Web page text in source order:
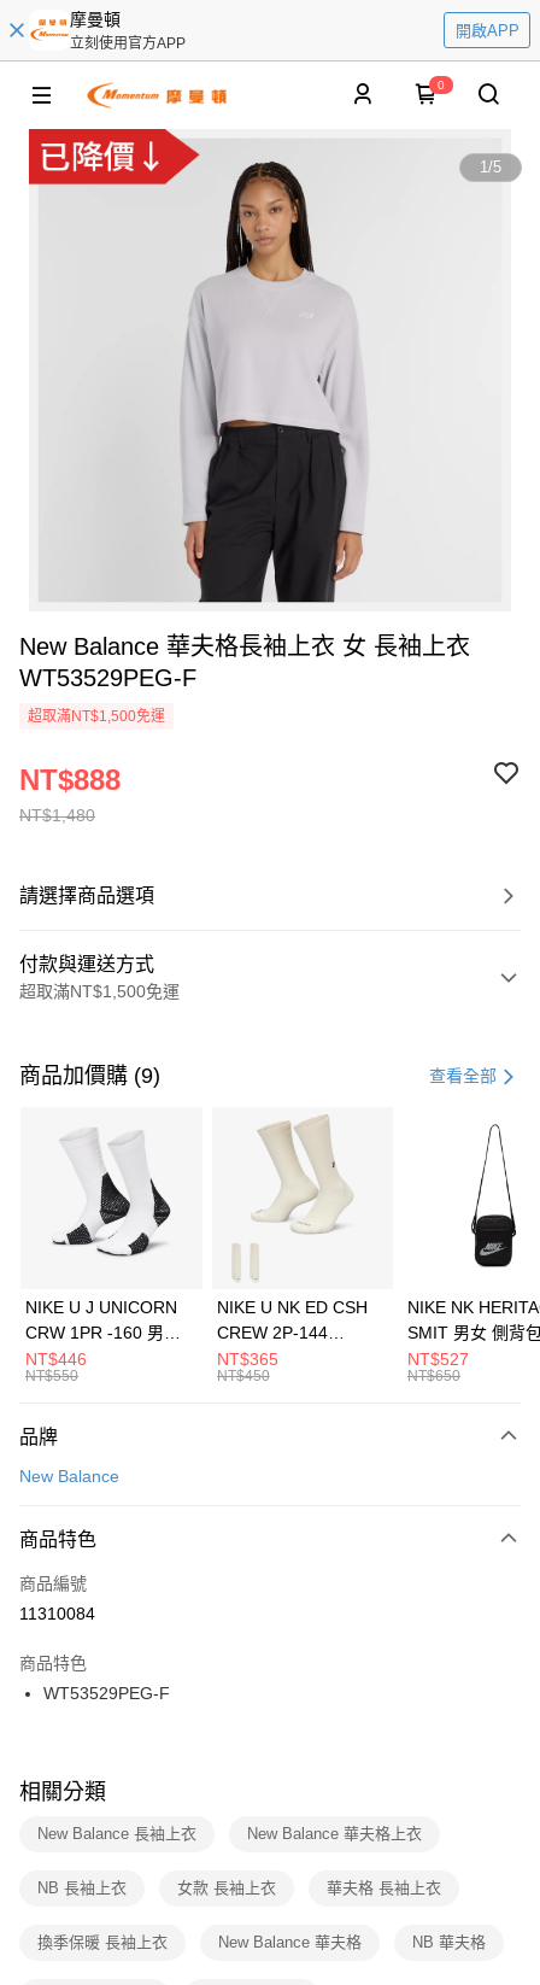
摩曼頓
立刻使用官方APP
開啟APP
0
1/5
New Balance 華夫格長袖上衣 女 長袖上衣
WT53529PEG-F
超取滿NT$1,500免運
NT$1,480
NT$888
請選擇商品選項
付款與運送方式
超取滿NT$1,500免運
信用卡一次付款
3 期 0 利率 每期 21家銀行
合作金庫商業銀行
第一商業銀行
華南商業銀行
彰化商業銀行
上海商業儲蓄銀行
元大商業銀行
台灣樂天信用卡公司
Apple Pay
全盈+PAY
AFTEE先享後付
【關於「AFTEE先享後付」】
便利好安心！
３．安心：先確認商品／服務後，再付款。
【「AFTEE先享後付」結帳流程】
１．於結帳方式選擇「AFTEE先享後付」後，將跳轉至「AFTEE先享後付」
２．訂單成立數日內，您將收到繳費通知簡訊。
３．收到繳費通知簡訊後14天內，點擊此簡訊中的連結，可透過四大超商／
ATM／網路銀行／等多元方式進行付款，方視為交易完成。
※ 交易是否成功請以「AFTEE先享後付 」之結帳頁面顯示為準，若有關於
是否繳費成功／繳費後需取消欲退款等相關疑問，請聯繫「AFTEE先享後付
客戶支援中心」 https://netprotections.freshdesk.com/support/home
１．透過由恩沛科技股份有限公司提供之「AFTEE先享後付」服務完成之交
權轉讓予恩沛科技股份有限公司。
運送方式
每筆NT$100，滿NT$1,500(含以上)免運費
宅配
每筆NT$100，滿NT$1,500(含以上)免運費
付款後門市自取
每筆NT$100，滿NT$1,500(含以上)免運費
商品加價購 (9) 查看全部
NIKE U J UNICORN
CRW 1PR -160 男女
中統襪 FZ3393100
NT$446
NT$550
NIKE U NK ED CSH
CREW 2P-144
EMBRDY 男女 短統襪
FZ3073133
NT$365
NT$450
NIKE NK
SMIT 男女 側背
BA5871010
NT$527
NT$650
品牌
New Balance
商品特色
商品編號
11310084
商品特色
WT53529PEG-F
相關分類
New Balance 長袖上衣 New Balance 華夫格上衣
NB 長袖上衣 女款 長袖上衣 華夫格 長袖上衣
換季保暖 長袖上衣 New Balance 華夫格 NB 華夫格